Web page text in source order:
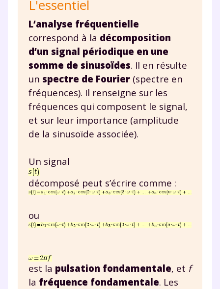
L'essentiel
L’analyse fréquentielle
correspond à la décomposition
d’un signal périodique en une
somme de sinusoïdes. Il en résulte
un spectre de Fourier (spectre en
fréquences). Il renseigne sur les
fréquences qui composent le signal,
et sur leur importance (amplitude
de la sinusoïde associée).
Un signal
décomposé peut s’écrire comme :
ou
est la pulsation fondamentale, et f
la fréquence fondamentale. Les